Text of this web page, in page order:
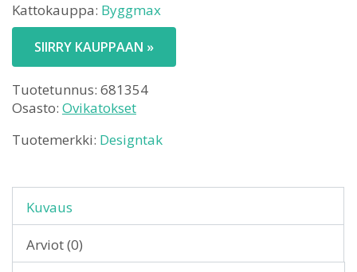
Kattokauppa: Byggmax
SIIRRY KAUPPAAN »
Tuotetunnus: 681354
Osasto: Ovikatokset
Tuotemerkki: Designtak
Kuvaus
Arviot (0)